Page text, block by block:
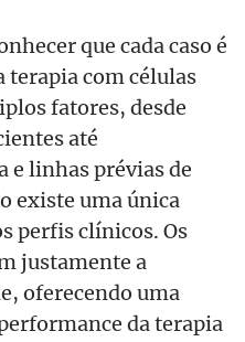
que cada caso é
terapia com células
fatores, desde
até
e linhas prévias de
existe uma única
perfis clínicos. Os
justamente a
oferecendo uma
da terapia